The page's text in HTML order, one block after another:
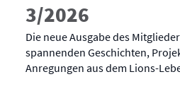
3/2026
Die neue Ausgabe des
spannenden Geschichten,
Anregungen aus dem Lions-